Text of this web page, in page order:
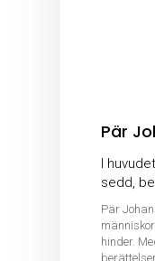
Pär
I
sedd,
Pär
hinder.